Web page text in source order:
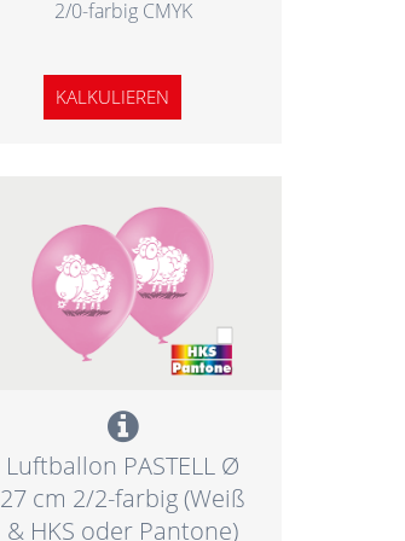
2/0-farbig CMYK
KALKULIEREN
Luftballon PASTELL Ø
27 cm 2/2-farbig (Weiß
& HKS oder Pantone)